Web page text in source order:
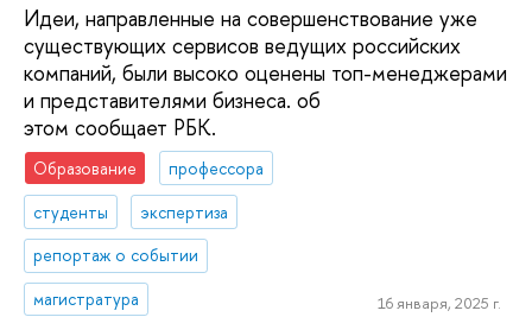
Идеи, направленные на совершенствование уже
существующих сервисов ведущих российских
компаний, были высоко оценены топ-менеджерами
и представителями бизнеса. об
этом сообщает РБК.
Образование
профессора
студенты
экспертиза
репортаж о событии
магистратура
16 января, 2025 г.